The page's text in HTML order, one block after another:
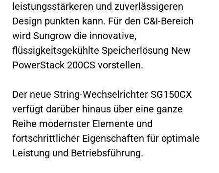
leistungsstärkeren und zuverlässigeren
Design punkten kann. Für den C&I-Bereich
wird Sungrow die innovative,
flüssigkeitsgekühlte Speicherlösung New
PowerStack 200CS vorstellen.
Der neue String-Wechselrichter SG150CX
verfügt darüber hinaus über eine ganze
Reihe modernster Elemente und
fortschrittlicher Eigenschaften für optimale
Leistung und Betriebsführung.